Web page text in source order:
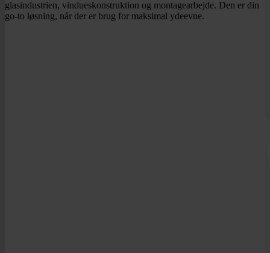
glasindustrien, vindueskonstruktion og montagearbejde. Den er din
go-to løsning, når der er brug for maksimal ydeevne.